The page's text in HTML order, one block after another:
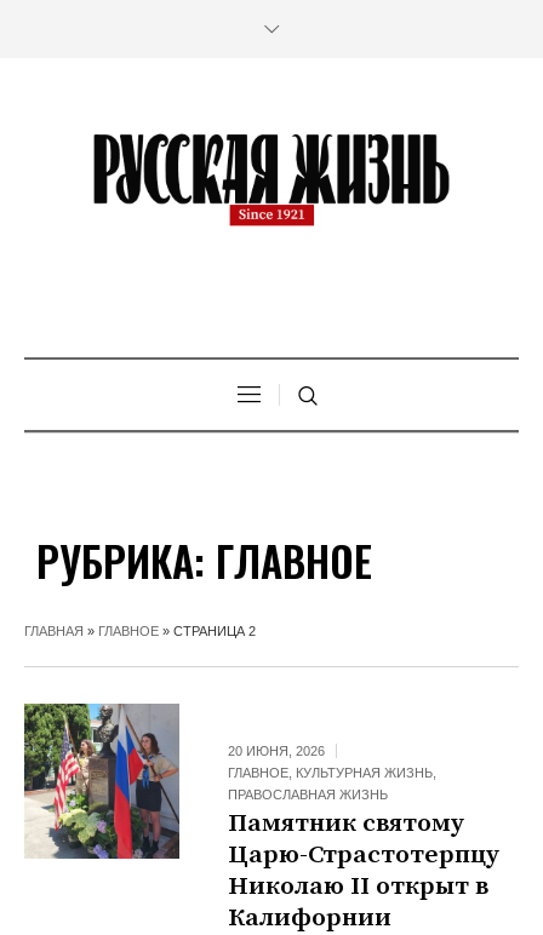
РУБРИКА: ГЛАВНОЕ
ГЛАВНАЯ » ГЛАВНОЕ » СТРАНИЦА 2
20 ИЮНЯ, 2026
ГЛАВНОЕ КУЛЬТУРНАЯ ЖИЗНЬ
ПРАВОСЛАВНАЯ ЖИЗНЬ
Памятник святому
Царю-Страстотерпцу
Николаю II открыт в
Калифорнии